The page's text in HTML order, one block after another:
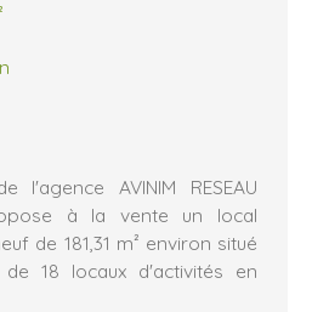
l'agence AVINIM RESEAU
à la vente un local
de 181,31 m² environ situé
18 locaux d'activités en